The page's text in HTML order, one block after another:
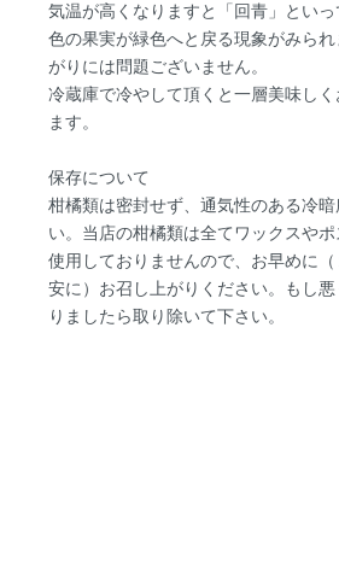
気温が高くなりますと「回青」とい
色の果実が緑色へと戻る現象がみら
がりには問題ございません。
冷蔵庫で冷やして頂くと一層美味し
ます。
保存について
柑橘類は密封せず、通気性のある冷暗
い。当店の柑橘類は全てワックスや
使用しておりませんので、お早めに
安に）お召し上がりください。もし
りましたら取り除いて下さい。